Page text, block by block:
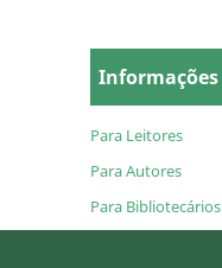
Informações
Para Leitores
Para Autores
Para Bibliotecários